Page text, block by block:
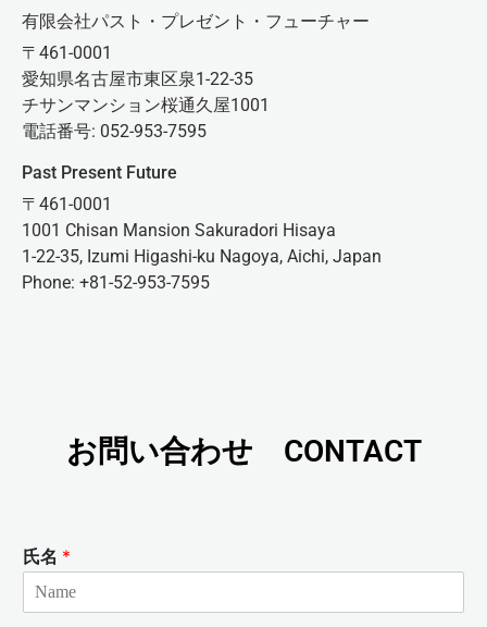
有限会社パスト・プレゼント・フューチャー
〒461-0001
愛知県名古屋市東区泉1-22-35
チサンマンション桜通久屋1001
電話番号: 052-953-7595
Past Present Future
〒461-0001
1001 Chisan Mansion Sakuradori Hisaya
1-22-35, Izumi Higashi-ku Nagoya, Aichi, Japan
Phone: +81-52-953-7595
お問い合わせ CONTACT
氏名 *